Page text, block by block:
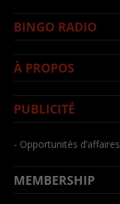
BINGO RADIO
À PROPOS
PUBLICITÉ
- Opportunités d’affaires
MEMBERSHIP